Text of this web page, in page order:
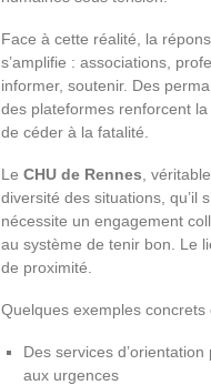
Face à cette réalité, la
s’amplifie : associations,
informer, soutenir. Des
des plateformes renforcent
de céder à la fatalité.
Le CHU de Rennes ,
diversité des situations, qu’il
nécessite un engagement
au système de tenir bon. Le
de proximité.
Quelques exemples
Des services
aux urgences